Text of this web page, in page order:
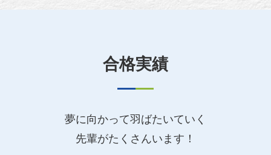
合格実績
夢に向かって羽ばたいていく
先輩がたくさんいます！